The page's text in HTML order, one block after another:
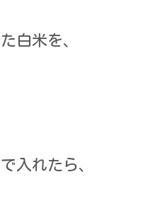
白米を、
入れたら、